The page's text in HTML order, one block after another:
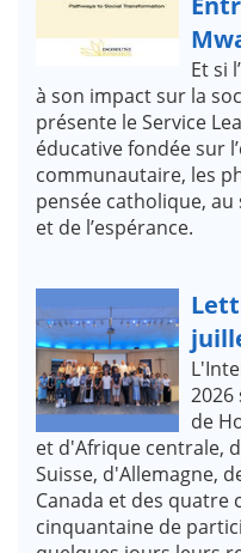
Et si
à son impact sur la
présente le Service
éducative fondée sur
communautaire, les
pensée catholique,
et de l’espérance.
2026
de
et d'Afrique centrale,
Suisse, d'Allemagne,
Canada et des quatre
cinquantaine de